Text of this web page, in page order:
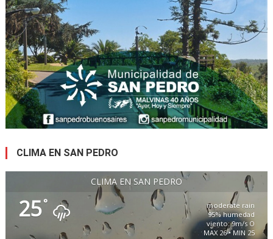
CLIMA EN SAN PEDRO
CLIMA EN SAN PEDRO
25°
moderate rain
95% humedad
viento: 9m/s O
MAX 26 • MIN 25